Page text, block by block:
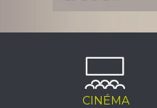
CINÉMA